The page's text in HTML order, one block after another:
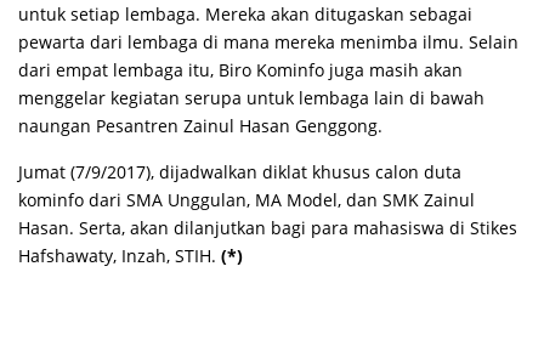
untuk setiap lembaga. Mereka akan ditugaskan sebagai
pewarta dari lembaga di mana mereka menimba ilmu. Selain
dari empat lembaga itu, Biro Kominfo juga masih akan
menggelar kegiatan serupa untuk lembaga lain di bawah
naungan Pesantren Zainul Hasan Genggong.
Jumat (7/9/2017), dijadwalkan diklat khusus calon duta
kominfo dari SMA Unggulan, MA Model, dan SMK Zainul
Hasan. Serta, akan dilanjutkan bagi para mahasiswa di Stikes
Hafshawaty, Inzah, STIH. (*)